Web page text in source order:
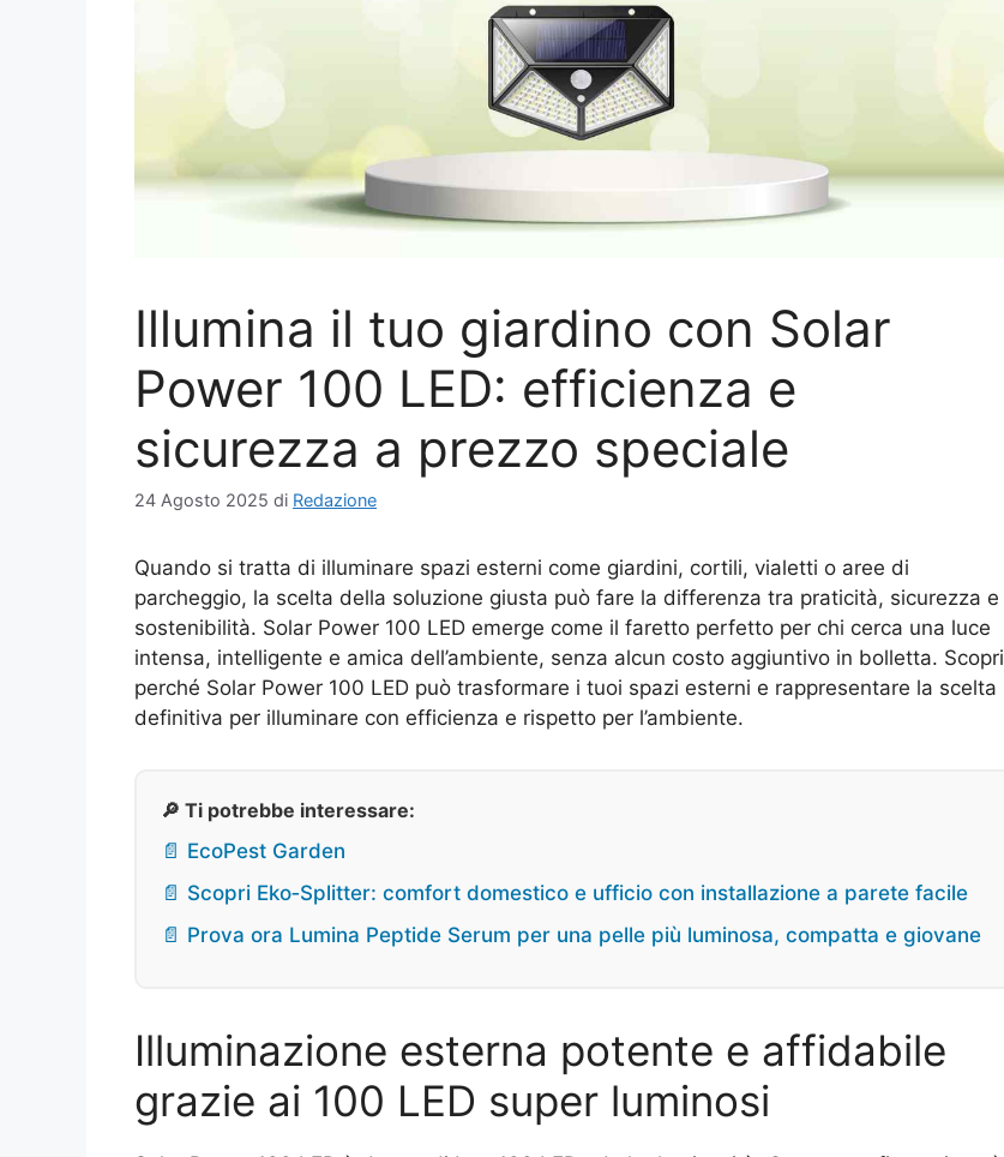
Illumina il tuo giardino con Solar
Power 100 LED: efficienza e
sicurezza a prezzo speciale
24 Agosto 2025 di Redazione
Quando si tratta di illuminare spazi esterni come giardini, cortili, vialetti o aree di
parcheggio, la scelta della soluzione giusta può fare la differenza tra praticità, sicurezza e
sostenibilità. Solar Power 100 LED emerge come il faretto perfetto per chi cerca una luce
intensa, intelligente e amica dell’ambiente, senza alcun costo aggiuntivo in bolletta. Scopri
perché Solar Power 100 LED può trasformare i tuoi spazi esterni e rappresentare la scelta
definitiva per illuminare con efficienza e rispetto per l’ambiente.
🔎 Ti potrebbe interessare:
📄 EcoPest Garden
📄 Scopri Eko‑Splitter: comfort domestico e ufficio con installazione a parete facile
📄 Prova ora Lumina Peptide Serum per una pelle più luminosa, compatta e giovane
Illuminazione esterna potente e affidabile
grazie ai 100 LED super luminosi